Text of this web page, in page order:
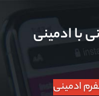
تا ۶۰ میلیونی با ادمینی
ادمینی